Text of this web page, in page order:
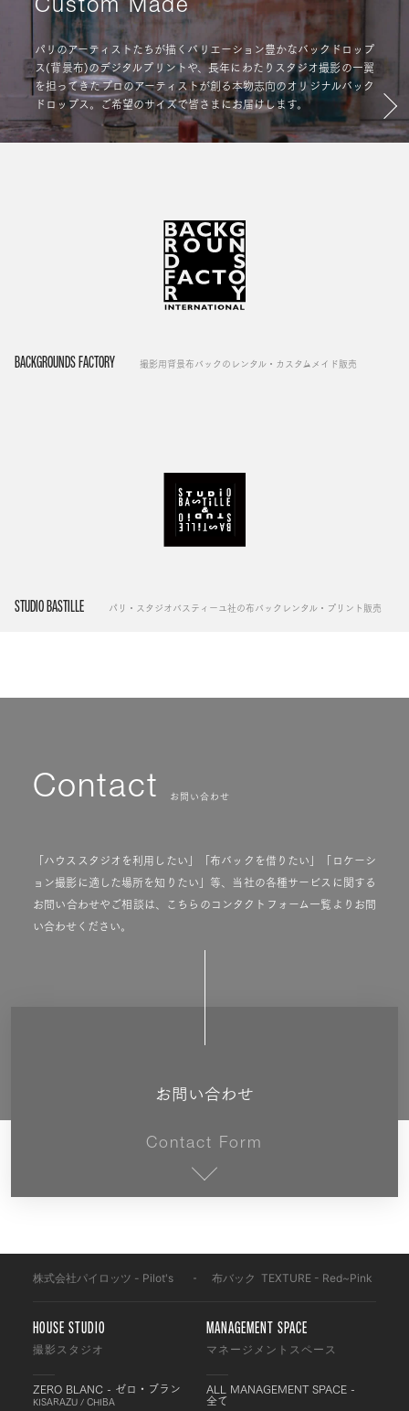
Custom Made
パリのアーティストたちが描くバリエーション豊かなバックドロップ
ス(背景布)のデジタルプリントや、長年にわたりスタジオ撮影の一翼
を担ってきたプロのアーティストが創る本物志向のオリジナルバック
ドロップス。ご希望のサイズで皆さまにお届けします。
BACKGROUNDS FACTORY 撮影用背景布バックのレンタル・カスタムメイド販売
STUDIO BASTILLE パリ・スタジオバスティーユ社の布バックレンタル・プリント販売
Contact お問い合わせ
「ハウススタジオを利用したい」「布バックを借りたい」「ロケーシ
ョン撮影に適した場所を知りたい」等、当社の各種サービスに関する
お問い合わせやご相談は、こちらのコンタクトフォーム一覧よりお問
い合わせください。
お問い合わせ
Contact Form
株式会社パイロッツ - Pilot's 布バック TEXTURE - Red~Pink
HOUSE STUDIO
撮影スタジオ
ZERO BLANC - ゼロ・ブラン
KISARAZU / CHIBA
MANAGEMENT SPACE
マネージメントスペース
ALL MANAGEMENT SPACE -
全て